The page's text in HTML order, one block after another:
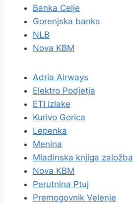
Banka Celje
Gorenjska banka
NLB
Nova KBM
Adria Airways
Elektro Podjetja
ETI Izlake
Kurivo Gorica
Lepenka
Menina
Mladinska knjiga založba
Nova KBM
Perutnina Ptuj
Premogovnik Velenje